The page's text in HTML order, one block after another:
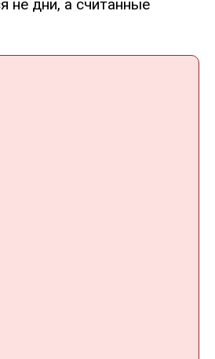
не дни, а считанные